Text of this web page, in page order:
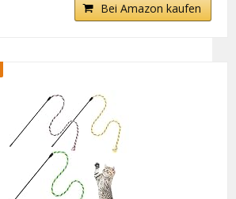
Bei Amazon kaufen